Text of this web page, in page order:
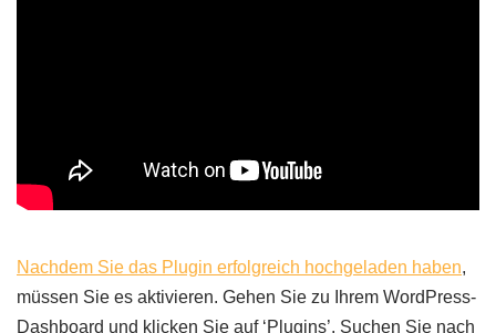
Nachdem Sie das Plugin erfolgreich hochgeladen haben,
müssen Sie es aktivieren. Gehen Sie zu Ihrem WordPress-
Dashboard und klicken Sie auf ‘Plugins’. Suchen Sie nach